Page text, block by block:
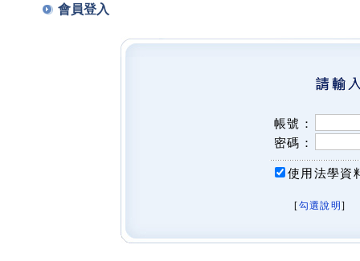
會員登入
帳號：
密碼：
使用法學資
[勾選說明 ]